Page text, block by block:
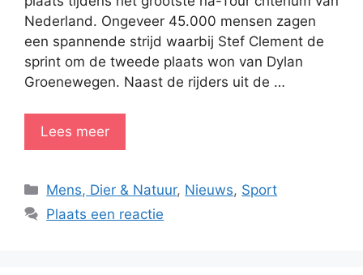
Nederland. Ongeveer 45.000 mensen zagen
een spannende strijd waarbij Stef Clement de
sprint om de tweede plaats won van Dylan
Groenewegen. Naast de rijders uit de …
Lees meer
Categorieën
Mens, Dier & Natuur, Nieuws, Sport
Plaats een reactie